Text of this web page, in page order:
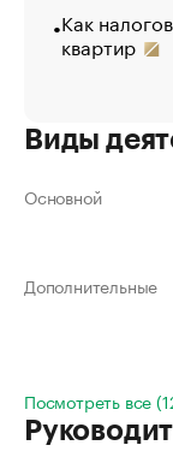
Как
квартир
Виды
Основной
Дополнительные
Посмотреть все